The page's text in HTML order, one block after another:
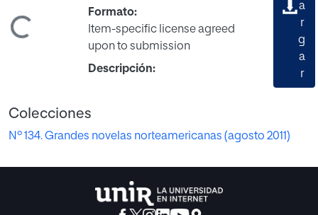
Cargando...
Formato:
Item-specific license agreed
upon to submission
Descripción:
a
r
g
a
r
Colecciones
Nº 134. Grandes novelas norteamericanas (agosto 2011)